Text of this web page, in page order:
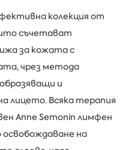
колекция от
съчетават
за кожата с
чрез метода
и
лицето. Всяка терапия
Anne Semonin лимфен
освобождаване на